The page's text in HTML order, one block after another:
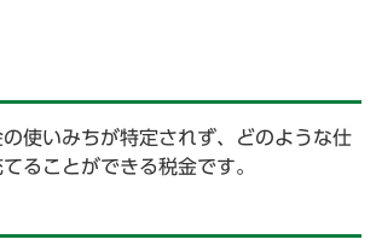
使いみちが特定されず、どのような仕
ることができる税金です。